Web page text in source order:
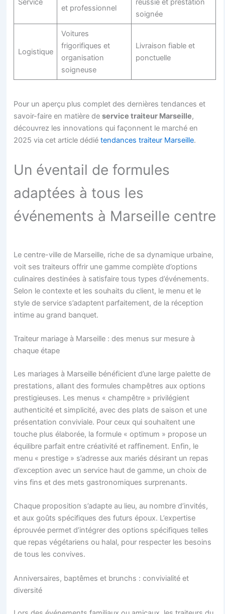
Service
et professionnel
réussie et prestation
soignée
Logistique
Voitures
frigorifiques et
organisation
soigneuse
Livraison fiable et
ponctuelle
Pour un aperçu plus complet des dernières tendances et
savoir-faire en matière deservice traiteur Marseille,
découvrez les innovations qui façonnent le marché en
2025 via cet article dédiétendances traiteur Marseille.
Un éventail de formules
adaptées à tous les
événements à Marseille centre
Le centre-ville de Marseille, riche de sa dynamique urbaine,
voit ses traiteurs offrir une gamme complète d’options
culinaires destinées à satisfaire tous types d’événements.
Selon le contexte et les souhaits du client, le menu et le
style de service s’adaptent parfaitement, de la réception
intime au grand banquet.
Traiteur mariage à Marseille : des menus sur mesure à
chaque étape
Les mariages à Marseille bénéficient d’une large palette de
prestations, allant des formules champêtres aux options
prestigieuses. Les menus « champêtre » privilégient
authenticité et simplicité, avec des plats de saison et une
présentation conviviale. Pour ceux qui souhaitent une
touche plus élaborée, la formule « optimum » propose un
équilibre parfait entre créativité et raffinement. Enfin, le
menu « prestige » s’adresse aux mariés désirant un repas
d’exception avec un service haut de gamme, un choix de
vins fins et des mets gastronomiques surprenants.
Chaque proposition s’adapte au lieu, au nombre d’invités,
et aux goûts spécifiques des futurs époux. L’expertise
éprouvée permet d’intégrer des options spécifiques telles
que repas végétariens ou halal, pour respecter les besoins
de tous les convives.
Anniversaires, baptêmes et brunchs : convivialité et
diversité